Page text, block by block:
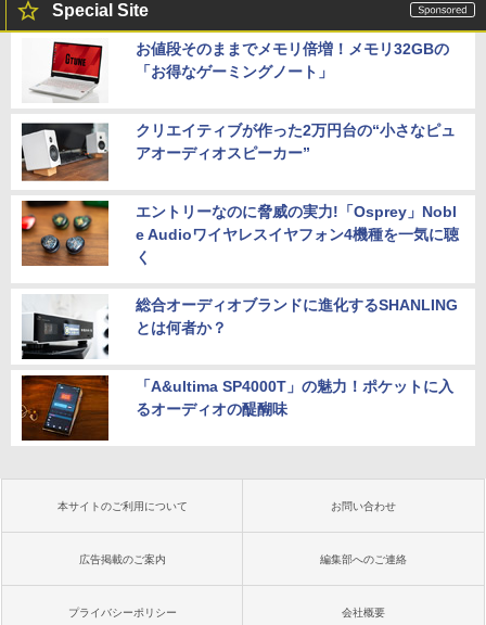
Special Site
お値段そのままでメモリ倍増！メモリ32GBの
「お得なゲーミングノート」
クリエイティブが作った2万円台の“小さなピュ
アオーディオスピーカー”
エントリーなのに脅威の実力!「Osprey」Nobl
e Audioワイヤレスイヤフォン4機種を一気に聴
く
総合オーディオブランドに進化するSHANLING
とは何者か？
「A&ultima SP4000T」の魅力！ポケットに入
るオーディオの醍醐味
本サイトのご利用について お問い合わせ
広告掲載のご案内 編集部へのご連絡
プライバシーポリシー 会社概要